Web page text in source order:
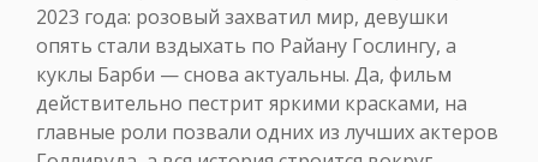
2023 года: розовый захватил мир, девушки
опять стали вздыхать по Райану Гослингу, а
куклы Барби — снова актуальны. Да, фильм
действительно пестрит яркими красками, на
главные роли позвали одних из лучших актеров